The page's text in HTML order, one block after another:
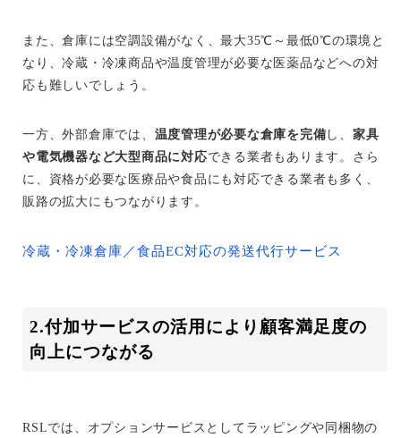
また、倉庫には空調設備がなく、最大35℃～最低0℃の環境と
なり、冷蔵・冷凍商品や温度管理が必要な医薬品などへの対
応も難しいでしょう。
一方、外部倉庫では、 温度管理が必要な倉庫を完備 し、 家具
や電気機器など大型商品に対応できる業者もあります。さら
に、資格が必要な医療品や食品にも対応できる業者も多く、
販路の拡大にもつながります。
冷蔵・冷凍倉庫／食品EC対応の発送代行サービス
2.付加サービスの活用により顧客満足度の
向上につながる
RSLでは、オプションサービスとしてラッピングや同梱物の